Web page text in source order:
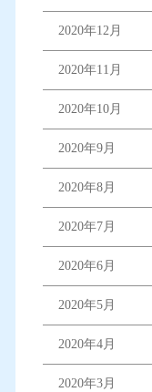
2020年12月
2020年11月
2020年10月
2020年9月
2020年8月
2020年7月
2020年6月
2020年5月
2020年4月
2020年3月